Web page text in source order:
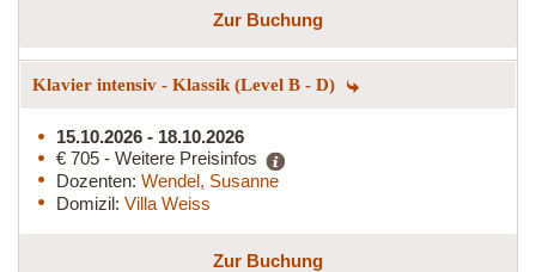
Zur Buchung
Klavier intensiv - Klassik (Level B - D)
15.10.2026 - 18.10.2026
€ 705 - Weitere Preisinfos
Dozenten: Wendel, Susanne
Domizil: Villa Weiss
Zur Buchung